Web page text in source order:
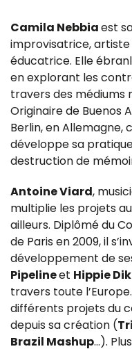
Camila Nebbiaest
improvisatrice,
éducatrice. Elle
en explorant les
travers des médiums
Originaire de Buenos
Berlin, en
développe sa
destruction de
Antoine Viard,
multiplie les projets
ailleurs. Diplômé du
de Paris en 2009, il
développement de
Pipelineet Hippie
travers toute
différents projets du
depuis sa création (
Brazil Mashup…).